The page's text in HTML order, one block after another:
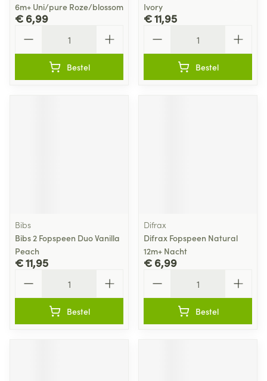
6m+ Uni/pure Roze/blossom
€ 6,99
Bestel
Ivory
€ 11,95
Bestel
Bibs
Bibs 2 Fopspeen Duo Vanilla
Peach
€ 11,95
Bestel
Difrax
Difrax Fopspeen Natural
12m+ Nacht
€ 6,99
Bestel